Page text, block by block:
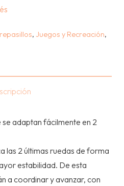
, Juegos y Recreación,
adaptan fácilmente en 2
las 2 últimas ruedas de forma
estabilidad. De esta
a coordinar y avanzar, con